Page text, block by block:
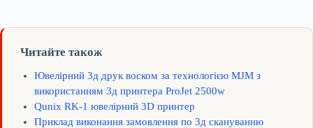
Читайте також
Ювелірний 3д друк воском за технологією MJM з
використанням 3д принтера ProJet 2500w
Qunix RK-1 ювелірний 3D принтер
Приклад виконання замовлення по 3д скануванню